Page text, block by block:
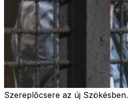
Szereplőcsere az új Szökésben.